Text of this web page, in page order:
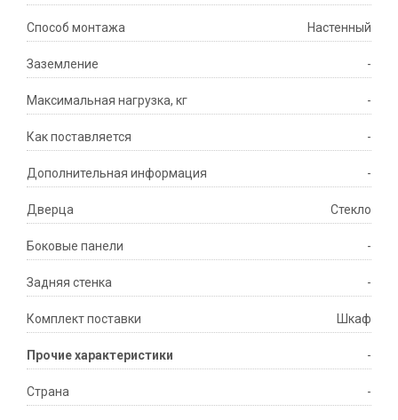
Способ монтажа Настенный
Заземление -
Максимальная нагрузка, кг -
Как поставляется -
Дополнительная информация -
Дверца Стекло
Боковые панели -
Задняя стенка -
Комплект поставки Шкаф
Прочие характеристики -
Страна -